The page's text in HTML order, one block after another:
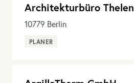
Architekturbüro Thelen
10779 Berlin
PLANER